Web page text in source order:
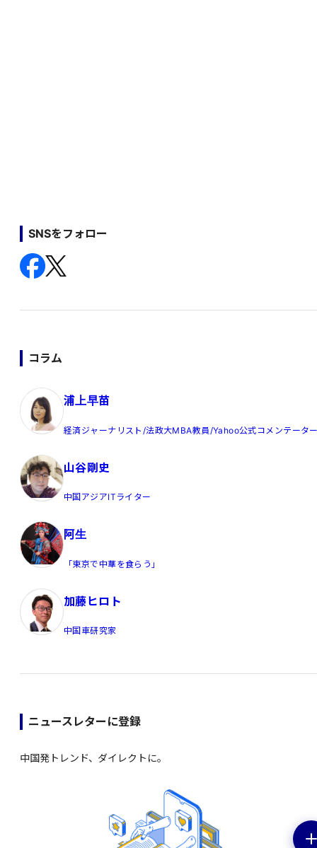
SNSをフォロー
コラム
浦上早苗
経済ジャーナリスト/法政大MBA教員/Yahoo公式コメンテータ
山谷剛史
中国アジアITライター
阿生
「東京で中華を食らう」
加藤ヒロト
中国車研究家
ニュースレターに登録
中国発トレンド、ダイレクトに。